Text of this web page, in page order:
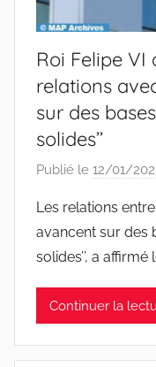
Roi Felipe VI
relations
sur des
solides’’
Publié le 12/01/
Les relations
avancent sur des
solides’’, a affirmé
Continuer la